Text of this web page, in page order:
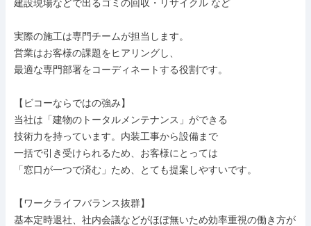
建設現場などで出るゴミの回収・リサイクル など
実際の施工は専門チームが担当します。
営業はお客様の課題をヒアリングし、
最適な専門部署をコーディネートする役割です。
【ビコーならではの強み】
当社は「建物のトータルメンテナンス」ができる
技術力を持っています。内装工事から設備まで
一括で引き受けられるため、お客様にとっては
「窓口が一つで済む」ため、とても提案しやすいです。
【ワークライフバランス抜群】
基本定時退社、社内会議などがほぼ無いため効率重視の働き方が